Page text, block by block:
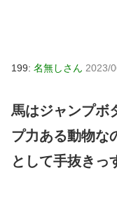
199: 名無しさん 2023/
馬はジャンプボ
プ力ある動物な
として手抜きっ